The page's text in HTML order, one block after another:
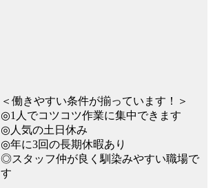
＜働きやすい条件が揃っています！＞
◎1人でコツコツ作業に集中できます
◎人気の土日休み
◎年に3回の長期休暇あり
◎スタッフ仲が良く馴染みやすい職場で
す